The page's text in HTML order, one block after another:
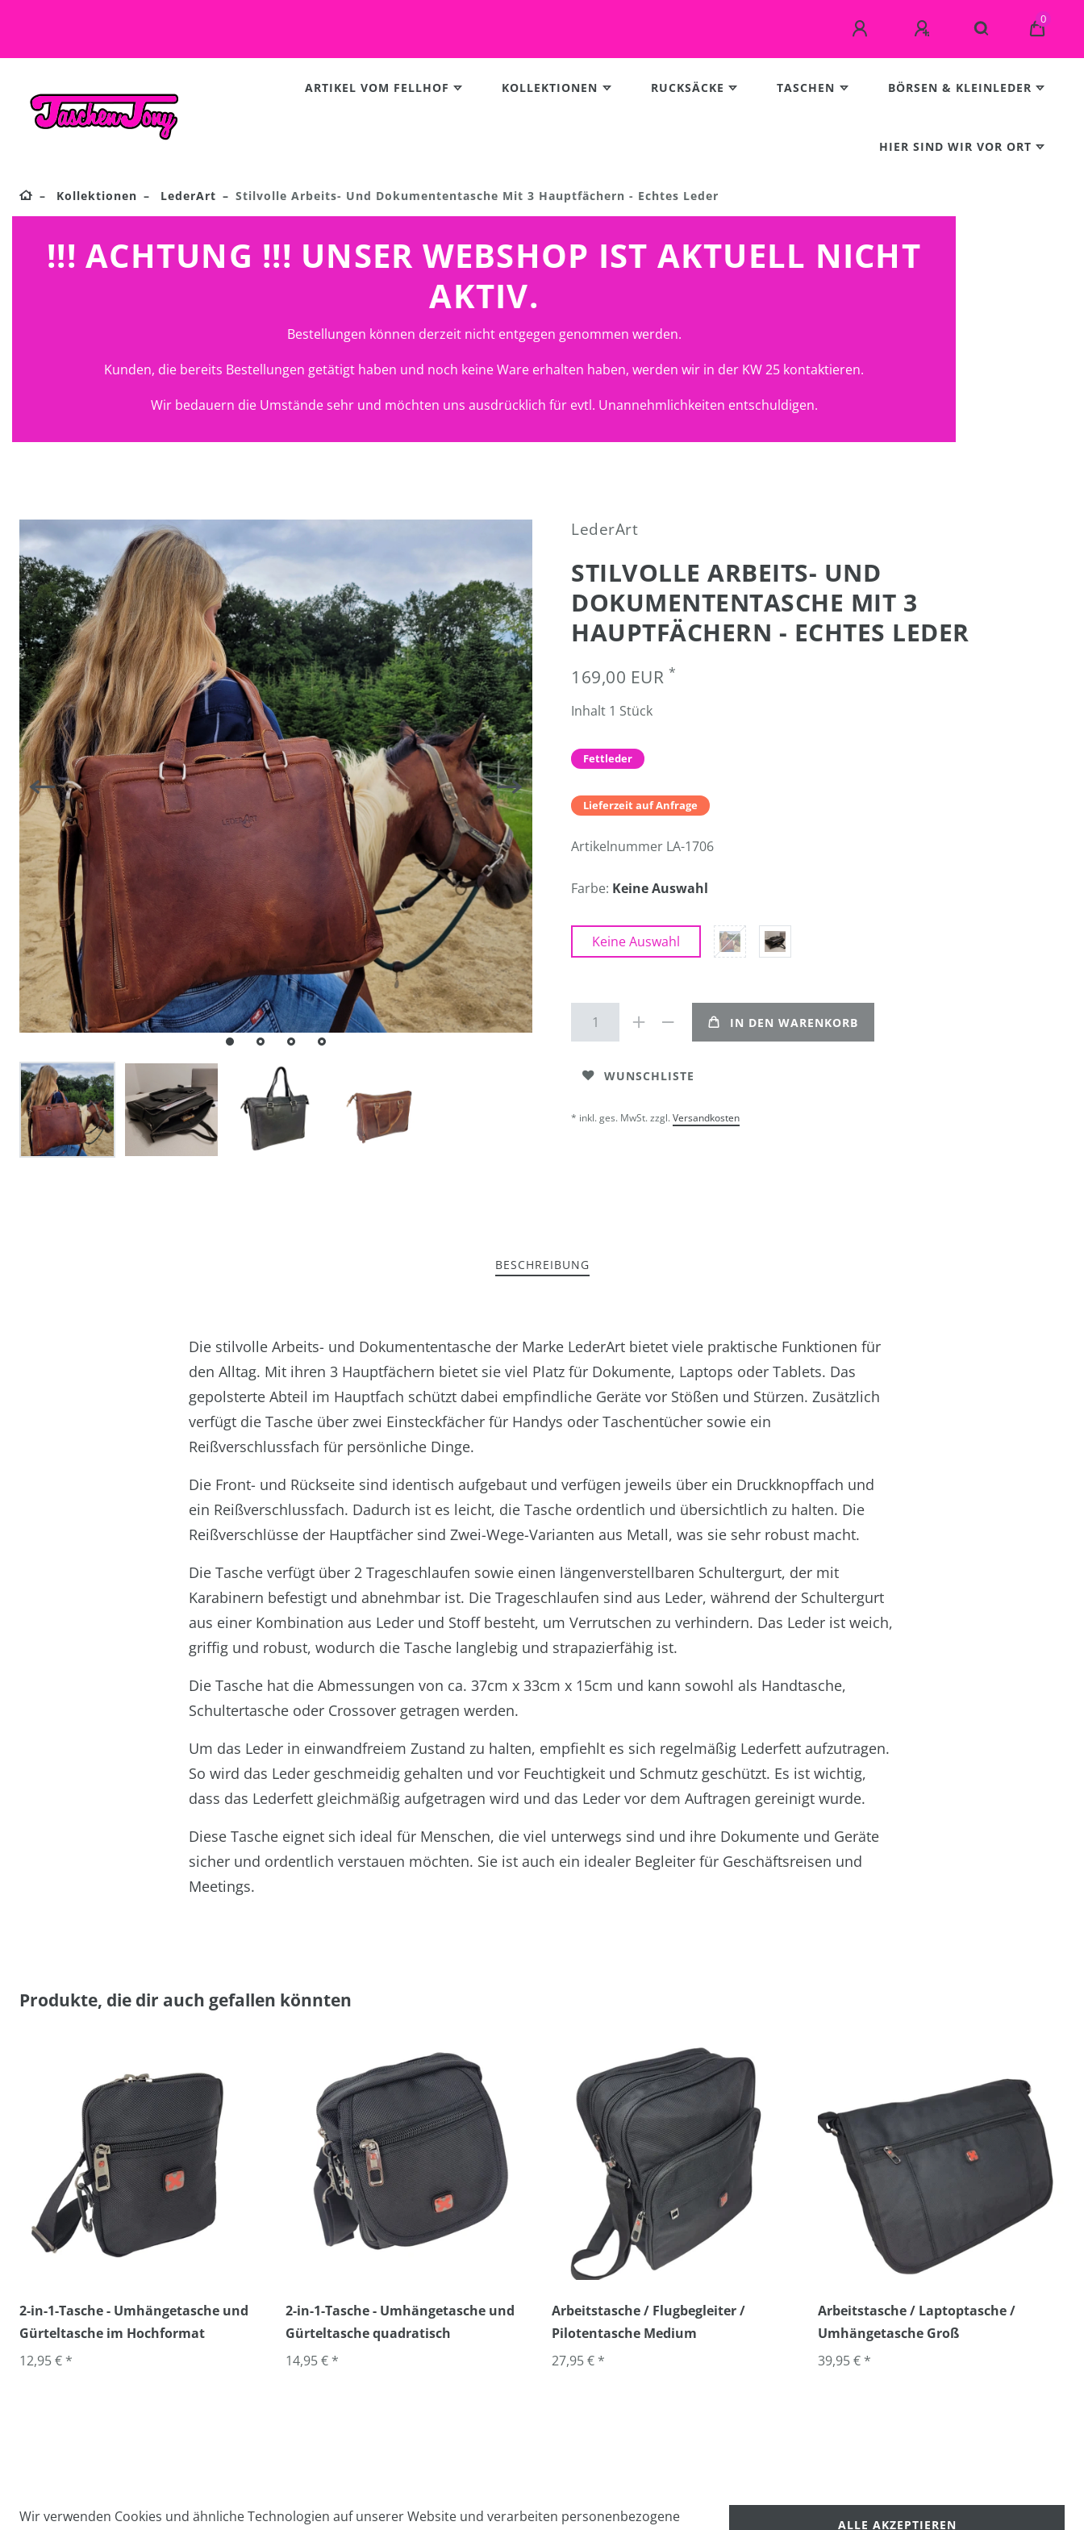
0
ARTIKEL VOM FELLHOF KOLLEKTIONEN RUCKSÄCKE TASCHEN BÖRSEN & KLEINLEDER
HIER SIND WIR VOR ORT
Kollektionen LederArt Stilvolle Arbeits- Und Dokumententasche Mit 3 Hauptfächern - Echtes Leder
!!! ACHTUNG !!! UNSER WEBSHOP IST AKTUELL NICHT
AKTIV.
Bestellungen können derzeit nicht entgegen genommen werden.
Kunden, die bereits Bestellungen getätigt haben und noch keine Ware erhalten haben, werden wir in der KW 25 kontaktieren.
Wir bedauern die Umstände sehr und möchten uns ausdrücklich für evtl. Unannehmlichkeiten entschuldigen.
LederArt
STILVOLLE ARBEITS- UND
DOKUMENTENTASCHE MIT 3
HAUPTFÄCHERN - ECHTES LEDER
169,00 EUR *
Inhalt 1 Stück
Fettleder
Lieferzeit auf Anfrage
Artikelnummer LA-1706
Farbe: Keine Auswahl
Keine Auswahl
IN DEN WARENKORB
WUNSCHLISTE
* inkl. ges. MwSt. zzgl.Versandkosten
BESCHREIBUNG
Die stilvolle Arbeits- und Dokumententasche der Marke LederArt bietet viele praktische Funktionen für
den Alltag. Mit ihren 3 Hauptfächern bietet sie viel Platz für Dokumente, Laptops oder Tablets. Das
gepolsterte Abteil im Hauptfach schützt dabei empfindliche Geräte vor Stößen und Stürzen. Zusätzlich
verfügt die Tasche über zwei Einsteckfächer für Handys oder Taschentücher sowie ein
Reißverschlussfach für persönliche Dinge.
Die Front- und Rückseite sind identisch aufgebaut und verfügen jeweils über ein Druckknopffach und
ein Reißverschlussfach. Dadurch ist es leicht, die Tasche ordentlich und übersichtlich zu halten. Die
Reißverschlüsse der Hauptfächer sind Zwei-Wege-Varianten aus Metall, was sie sehr robust macht.
Die Tasche verfügt über 2 Trageschlaufen sowie einen längenverstellbaren Schultergurt, der mit
Karabinern befestigt und abnehmbar ist. Die Trageschlaufen sind aus Leder, während der Schultergurt
aus einer Kombination aus Leder und Stoff besteht, um Verrutschen zu verhindern. Das Leder ist weich,
griffig und robust, wodurch die Tasche langlebig und strapazierfähig ist.
Die Tasche hat die Abmessungen von ca. 37cm x 33cm x 15cm und kann sowohl als Handtasche,
Schultertasche oder Crossover getragen werden.
Um das Leder in einwandfreiem Zustand zu halten, empfiehlt es sich regelmäßig Lederfett aufzutragen.
So wird das Leder geschmeidig gehalten und vor Feuchtigkeit und Schmutz geschützt. Es ist wichtig,
dass das Lederfett gleichmäßig aufgetragen wird und das Leder vor dem Auftragen gereinigt wurde.
Diese Tasche eignet sich ideal für Menschen, die viel unterwegs sind und ihre Dokumente und Geräte
sicher und ordentlich verstauen möchten. Sie ist auch ein idealer Begleiter für Geschäftsreisen und
Meetings.
Produkte, die dir auch gefallen könnten
2-in-1-Tasche - Umhängetasche und
Gürteltasche im Hochformat
12,95 € *
2-in-1-Tasche - Umhängetasche und
Gürteltasche quadratisch
14,95 € *
Arbeitstasche / Flugbegleiter /
Pilotentasche Medium
27,95 € *
Arbeitstasche / Laptoptasche /
Umhängetasche Groß
39,95 € *
Wir verwenden Cookies und ähnliche Technologien auf unserer Website und verarbeiten personenbezogene ALLE AKZEPTIEREN